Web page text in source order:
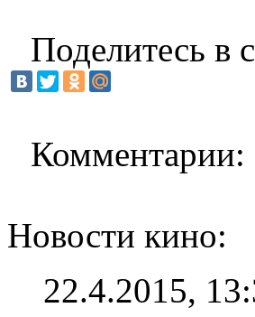
Поделитесь в
Комментарии:
Новости кино:
22.4.2015,